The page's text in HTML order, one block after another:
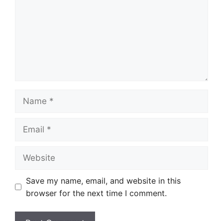
Save my name, email, and website in this
browser for the next time I comment.